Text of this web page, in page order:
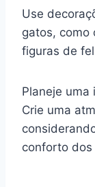
Use
gatos, como
figuras de
Planeje uma
Crie uma
conforto dos